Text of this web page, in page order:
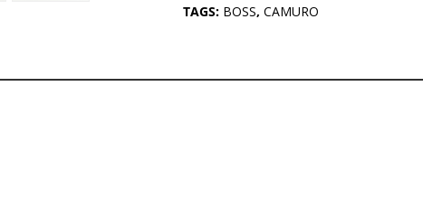
TAGS: BOSS, CAMURO